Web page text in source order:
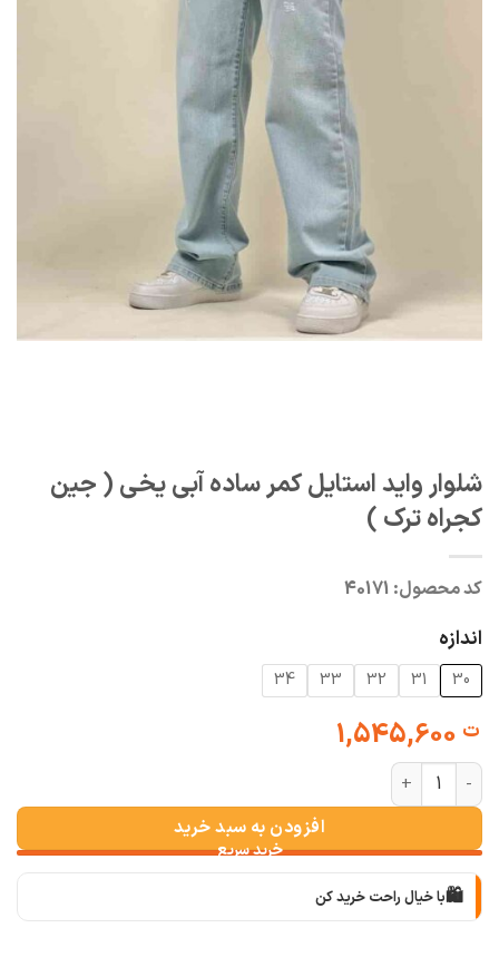
شلوار واید استایل کمر ساده آبی یخی ( جین
کجراه ترک )
کد محصول:40171
اندازه
30
31
32
33
34
ت1,545,600
شلوار واید استایل کمر ساده آبی یخی ( جین کجراه ترک ) عدد
افزودن به سبد خرید
🛍️با خیال راحت خرید کن